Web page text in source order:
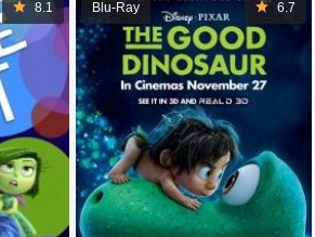
6.7
Blu-Ray
8.1